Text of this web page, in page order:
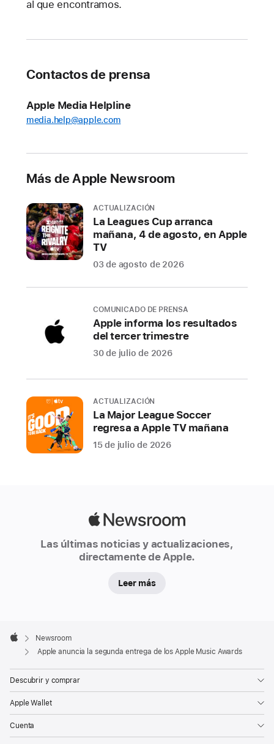
al que encontramos.
Contactos de prensa
Apple Media Helpline
media.help@apple.com
Más de Apple Newsroom
ACTUALIZACIÓN
La Leagues Cup arranca
mañana, 4 de agosto, en Apple
TV
03 de agosto de 2026
COMUNICADO DE PRENSA
Apple informa los resultados
del tercer trimestre
30 de julio de 2026
ACTUALIZACIÓN
La Major League Soccer
regresa a Apple TV mañana
15 de julio de 2026
Las últimas noticias y actualizaciones,
directamente de Apple.
Leer más
Footer

Apple
Newsroom
Apple anuncia la segunda entrega de los Apple Music Awards
Descubrir y comprar
Apple Wallet
Cuenta